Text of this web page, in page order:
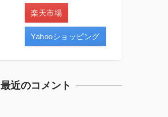
楽天市場
Yahooショッピング
最近のコメント